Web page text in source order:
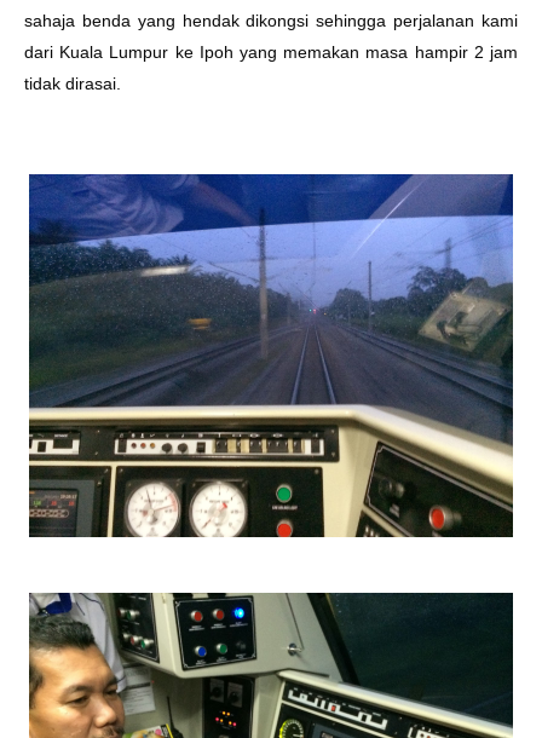
sahaja benda yang hendak dikongsi sehingga perjalanan kami
dari Kuala Lumpur ke Ipoh yang memakan masa hampir 2 jam
tidak dirasai.